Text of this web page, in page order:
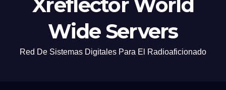
Wide Servers
Red De Sistemas Digitales Para El Radioaficionado